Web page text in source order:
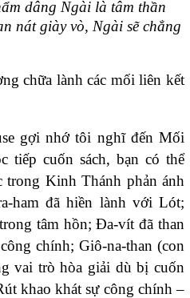
dâng Ngài là tâm thần
nát giày vò, Ngài sẽ chẳng
chữa lành các mối liên kết
gợi nhớ tôi nghĩ đến Mối
tiếp cuốn sách, bạn có thể
trong Kinh Thánh phản ánh
ham đã hiền lành với Lót;
tâm hồn; Đa-vít đã than
chính; Giô-na-than (con
vai trò hòa giải dù bị cuốn
khao khát sự công chính –